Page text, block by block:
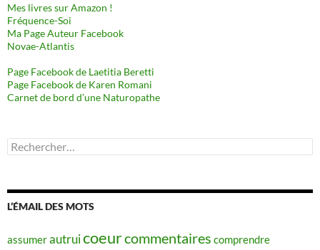
Mes livres sur Amazon !
Fréquence-Soi
Ma Page Auteur Facebook
Novae-Atlantis
Page Facebook de Laetitia Beretti
Page Facebook de Karen Romani
Carnet de bord d’une Naturopathe
Rechercher :
L’ÉMAIL DES MOTS
assumerautruicoeurcommentaires comprendre